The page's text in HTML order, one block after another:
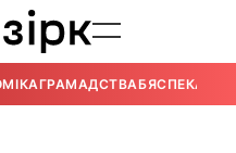
ГРАМАДСТВАБЯСПЕКА